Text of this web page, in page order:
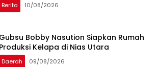
Berita 10/08/2026
Gubsu Bobby Nasution Siapkan Rumah
Produksi Kelapa di Nias Utara
Daerah 09/08/2026